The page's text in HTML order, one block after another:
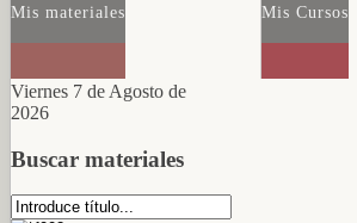
Mis materiales Mis Cursos
Viernes 7 de Agosto de
2026
Buscar materiales